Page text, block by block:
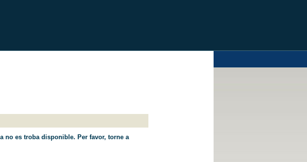
no es troba disponible. Per favor, torne a